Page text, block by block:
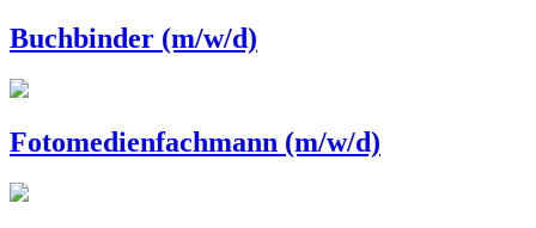
Buchbinder (m/w/d)
Fotomedienfachmann (m/w/d)